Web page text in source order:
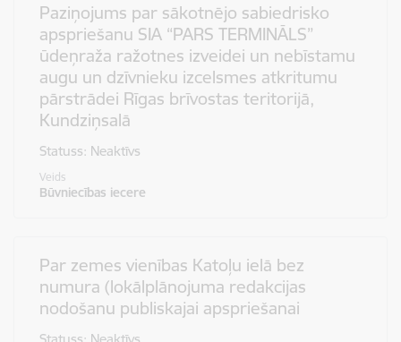
Paziņojums par sākotnējo sabiedrisko
apspriešanu SIA “PARS TERMINĀLS”
ūdeņraža ražotnes izveidei un nebīstamu
augu un dzīvnieku izcelsmes atkritumu
pārstrādei Rīgas brīvostas teritorijā,
Kundziņsalā
Statuss: Neaktīvs
Veids
Būvniecības iecere
Par zemes vienības Katoļu ielā bez
numura (lokālplānojuma redakcijas
nodošanu publiskajai apspriešanai